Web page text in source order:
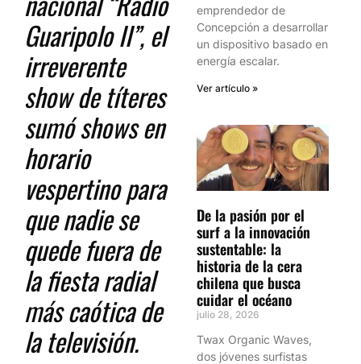
Guaripolo II”, el
irreverente
show de títeres
sumó shows en
horario
vespertino para
que nadie se
quede fuera de
la fiesta radial
más caótica de
la televisión.
emprendedor de
Concepción a desarrollar
un dispositivo basado en
energía escalar.
Ver artículo »
De la pasión por el
surf a la innovación
sustentable: la
historia de la cera
chilena que busca
cuidar el océano
julio 28, 2026
Twax Organic Waves,
dos jóvenes surfistas